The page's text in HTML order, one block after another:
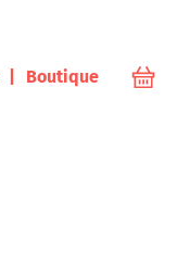
Boutique